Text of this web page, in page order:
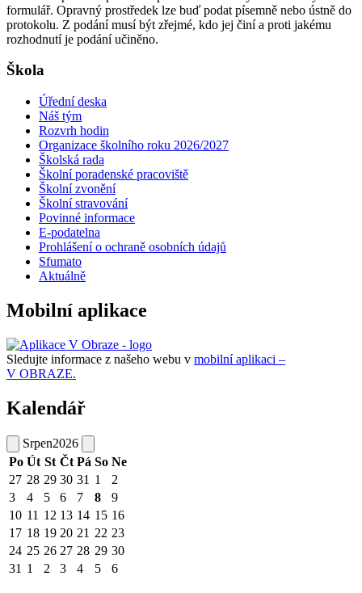
formulář. Opravný prostředek lze buď podat písemně nebo ústně do
protokolu. Z podání musí být zřejmé, kdo jej činí a proti jakému
rozhodnutí je podání učiněno.
Škola
Úřední deska
Náš tým
Rozvrh hodin
Organizace školního roku 2026/2027
Školská rada
Školní poradenské pracoviště
Školní zvonění
Školní stravování
Povinné informace
E-podatelna
Prohlášení o ochraně osobních údajů
Sfumato
Aktuálně
Mobilní aplikace
Sledujte informace z našeho webu v mobilní aplikaci –
V OBRAZE.
Kalendář
Srpen2026
Po Út St Čt Pá So Ne
27 28 29 30 31 1
2
3
4 5 6 7 8
9
10 11 12 13 14 15 16
17 18 19 20 21 22 23
24 25 26 27 28 29 30
31 1 2 3 4 5 6